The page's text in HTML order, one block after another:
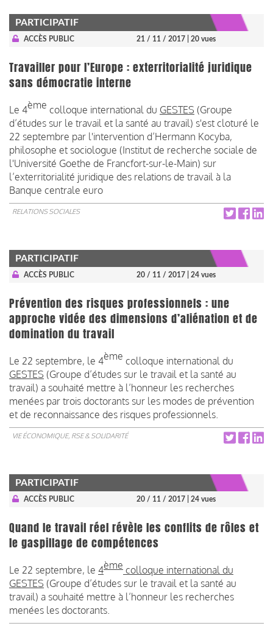
PARTICIPATIF
ACCÈS PUBLIC 21 / 11 / 2017 | 20 vues
Travailler pour l’Europe : exterritorialité juridique
sans démocratie interne
Le 4ème colloque international du GESTES (Groupe
d’études sur le travail et la santé au travail) s'est cloturé le
22 septembre par l'intervention d’Hermann Kocyba,
philosophe et sociologue (Institut de recherche sociale de
l'Université Goethe de Francfort-sur-le-Main) sur
l’exterritorialité juridique des relations de travail à la
Banque centrale euro
RELATIONS SOCIALES
PARTICIPATIF
ACCÈS PUBLIC 20 / 11 / 2017 | 24 vues
Prévention des risques professionnels : une
approche vidée des dimensions d’aliénation et de
domination du travail
Le 22 septembre, le 4ème colloque international du
GESTES (Groupe d’études sur le travail et la santé au
travail) a souhaité mettre à l’honneur les recherches
menées par trois doctorants sur les modes de prévention
et de reconnaissance des risques professionnels.
VIE ÉCONOMIQUE, RSE & SOLIDARITÉ
PARTICIPATIF
ACCÈS PUBLIC 20 / 11 / 2017 | 24 vues
Quand le travail réel révèle les conflits de rôles et
le gaspillage de compétences
Le 22 septembre, le 4ème colloque international du
GESTES (Groupe d’études sur le travail et la santé au
travail) a souhaité mettre à l’honneur les recherches
menées les doctorants.